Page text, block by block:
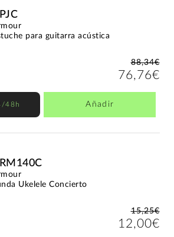
para guitarra acústica
88,34€
76,76€
48h Añadir
Ukelele Concierto
15,25€
12,00€